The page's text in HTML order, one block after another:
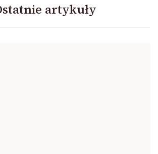
artykuły